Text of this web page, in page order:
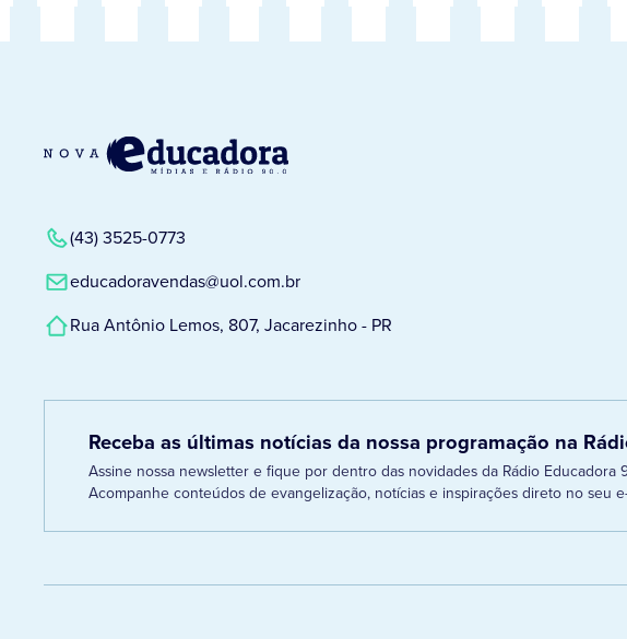
(43) 3525-0773
educadoravendas@uol.com.br
Rua Antônio Lemos, 807, Jacarezinho - PR
Receba as últimas notícias da nossa programação na
Assine nossa newsletter e fique por dentro das novidades da Rádio Educadora
Acompanhe conteúdos de evangelização, notícias e inspirações direto no seu